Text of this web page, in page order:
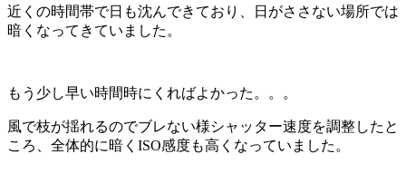
近くの時間帯で日も沈んできており、日がささない場所では
暗くなってきていました。
もう少し早い時間時にくればよかった。。。
風で枝が揺れるのでブレない様シャッター速度を調整したと
ころ、全体的に暗くISO感度も高くなっていました。